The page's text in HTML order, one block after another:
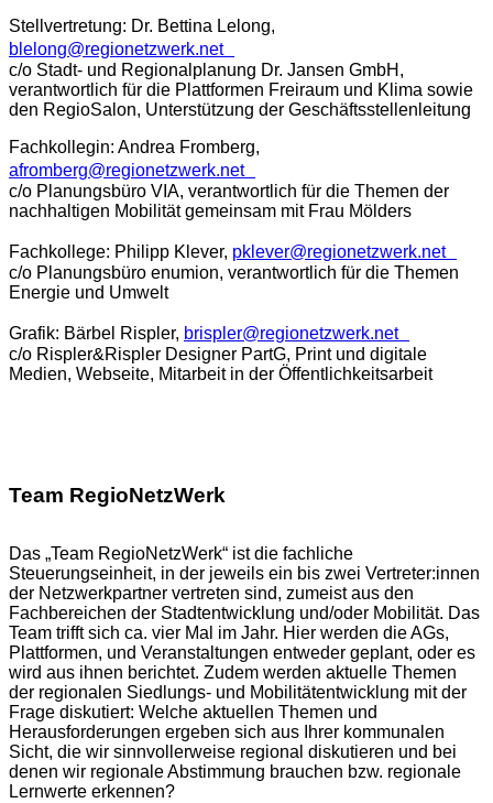
Stellvertretung: Dr. Bettina Lelong,
blelong@regionetzwerk.net
c/o Stadt- und Regionalplanung Dr. Jansen GmbH,
verantwortlich für die Plattformen Freiraum und Klima sowie
den RegioSalon, Unterstützung der Geschäftsstellenleitung
Fachkollegin: Andrea Fromberg,
afromberg@regionetzwerk.net
c/o Planungsbüro VIA, verantwortlich für die Themen der
nachhaltigen Mobilität gemeinsam mit Frau Mölders
Fachkollege: Philipp Klever, pklever@regionetzwerk.net
c/o Planungsbüro enumion, verantwortlich für die Themen
Energie und Umwelt
Grafik: Bärbel Rispler, brispler@regionetzwerk.net
c/o Rispler&Rispler Designer PartG, Print und digitale
Medien, Webseite, Mitarbeit in der Öffentlichkeitsarbeit
Team RegioNetzWerk
Das „Team RegioNetzWerk“ ist die fachliche
Steuerungseinheit, in der jeweils ein bis zwei Vertreter:innen
der Netzwerkpartner vertreten sind, zumeist aus den
Fachbereichen der Stadtentwicklung und/oder Mobilität. Das
Team trifft sich ca. vier Mal im Jahr. Hier werden die AGs,
Plattformen, und Veranstaltungen entweder geplant, oder es
wird aus ihnen berichtet. Zudem werden aktuelle Themen
der regionalen Siedlungs- und Mobilitätentwicklung mit der
Frage diskutiert: Welche aktuellen Themen und
Herausforderungen ergeben sich aus Ihrer kommunalen
Sicht, die wir sinnvollerweise regional diskutieren und bei
denen wir regionale Abstimmung brauchen bzw. regionale
Lernwerte erkennen?